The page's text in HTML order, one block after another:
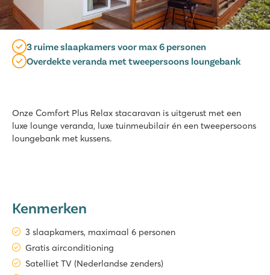
3 ruime slaapkamers voor max 6 personen
Overdekte veranda met tweepersoons loungebank
Onze Comfort Plus Relax stacaravan is uitgerust met een
luxe lounge veranda, luxe tuinmeubilair én een tweepersoons
loungebank met kussens.
Kenmerken
3 slaapkamers, maximaal 6 personen
Gratis airconditioning
Satelliet TV (Nederlandse zenders)